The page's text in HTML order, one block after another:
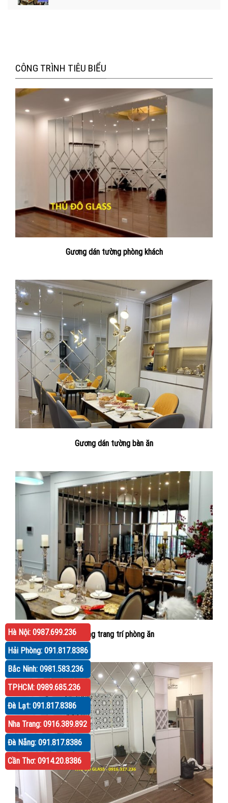
CÔNG TRÌNH TIÊU BIỂU
Gương dán tường phòng khách
Gương dán tường bàn ăn
Gương trang trí phòng ăn
Hà Nội: 0987.699.236
Hải Phòng: 091.817.8386
Bắc Ninh: 0981.583.236
TPHCM: 0989.685.236
Đà Lạt: 091.817.8386
Nha Trang: 0916.389.892
Đà Nẵng: 091.817.8386
Cần Thơ: 0914.20.8386